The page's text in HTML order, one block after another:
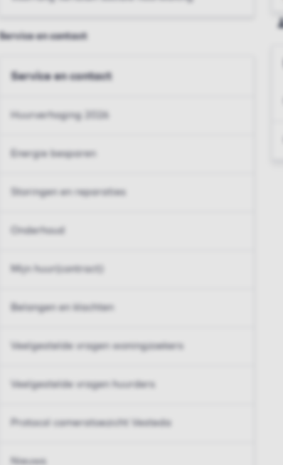
Service en contact
Service en contact
Huurverhoging 2026
Energie besparen
Storingen en reparaties
Onderhoud
Mijn huur(contract)
Belangen en klachten
Veelgestelde vragen woningzoekers
Veelgestelde vragen huurders
Protocol cameratoezicht Vesteda
Nieuws